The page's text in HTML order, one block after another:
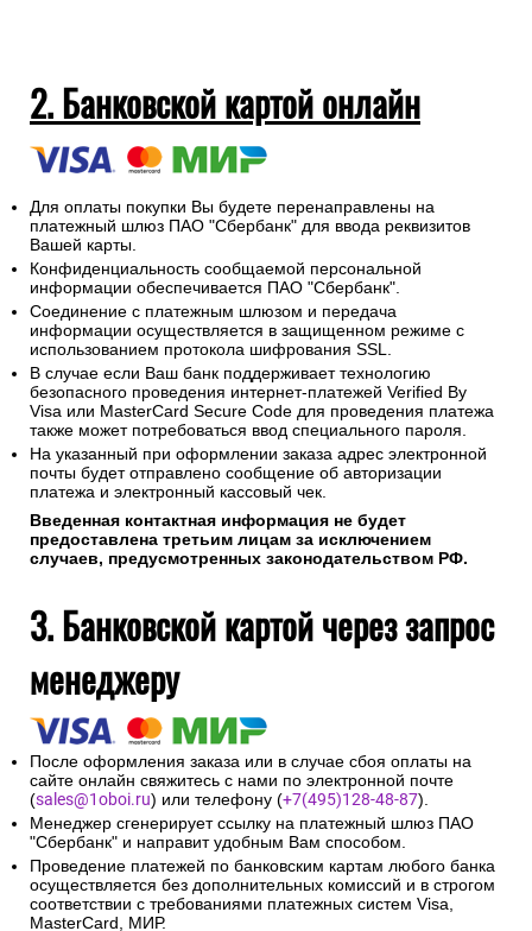
2. Банковской картой онлайн
Для оплаты покупки Вы будете перенаправлены на
платежный шлюз ПАО "Сбербанк" для ввода реквизитов
Вашей карты.
Конфиденциальность сообщаемой персональной
информации обеспечивается ПАО "Сбербанк".
Соединение с платежным шлюзом и передача
информации осуществляется в защищенном режиме с
использованием протокола шифрования SSL.
В случае если Ваш банк поддерживает технологию
безопасного проведения интернет-платежей Verified By
Visa или MasterCard Secure Code для проведения платежа
также может потребоваться ввод специального пароля.
На указанный при оформлении заказа адрес электронной
почты будет отправлено сообщение об авторизации
платежа и электронный кассовый чек.
Введенная контактная информация не будет
предоставлена третьим лицам за исключением
случаев, предусмотренных законодательством РФ.
3. Банковской картой через запрос
менеджеру
После оформления заказа или в случае сбоя оплаты на
сайте онлайн свяжитесь с нами по электронной почте
(sales@1oboi.ru) или телефону (+7(495)128-48-87).
Менеджер сгенерирует ссылку на платежный шлюз ПАО
"Сбербанк" и направит удобным Вам способом.
Проведение платежей по банковским картам любого банка
осуществляется без дополнительных комиссий и в строгом
соответствии с требованиями платежных систем Visa,
MasterCard, МИР.